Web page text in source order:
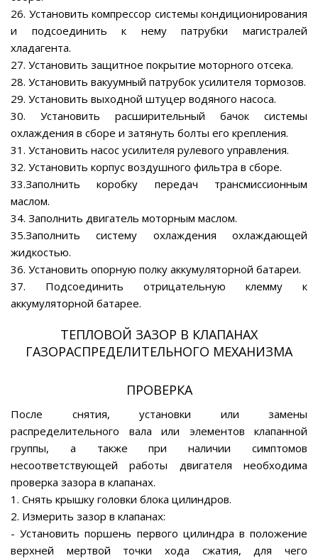
26. Установить компрессор системы кондиционирования
и подсоединить к нему патрубки магистралей
хладагента.
27. Установить защитное покрытие моторного отсека.
28. Установить вакуумный патрубок усилителя тормозов.
29. Установить выходной штуцер водяного насоса.
30. Установить расширительный бачок системы
охлаждения в сборе и затянуть болты его крепления.
31. Установить насос усилителя рулевого управления.
32. Установить корпус воздушного фильтра в сборе.
33.Заполнить коробку передач трансмиссионным
маслом.
34. Заполнить двигатель моторным маслом.
35.Заполнить систему охлаждения охлаждающей
жидкостью.
36. Установить опорную полку аккумуляторной батареи.
37. Подсоединить отрицательную клемму к
аккумуляторной батарее.
ТЕПЛОВОЙ ЗАЗОР В КЛАПАНАХ
ГАЗОРАСПРЕДЕЛИТЕЛЬНОГО МЕХАНИЗМА
ПРОВЕРКА
После снятия, установки или замены
распределительного вала или элементов клапанной
группы, а также при наличии симптомов
несоответствующей работы двигателя необходима
проверка зазора в клапанах.
1. Снять крышку головки блока цилиндров.
2. Измерить зазор в клапанах:
- Установить поршень первого цилиндра в положение
верхней мертвой точки хода сжатия, для чего